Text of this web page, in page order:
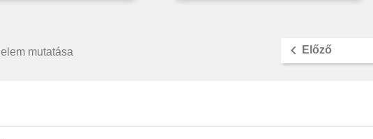
mutatása  Előző